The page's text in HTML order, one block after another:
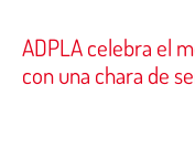
ADPLA celebra el
con una chara de